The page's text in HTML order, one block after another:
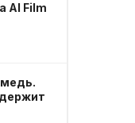
AI Film
медь.